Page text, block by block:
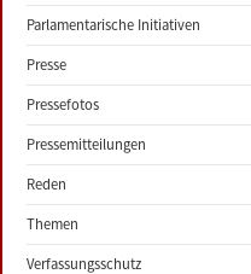
Parlamentarische Initiativen
Presse
Pressefotos
Pressemitteilungen
Reden
Themen
Verfassungsschutz